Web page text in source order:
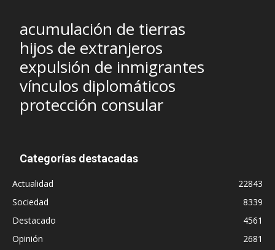
acumulación de tierras
hijos de extranjeros
expulsión de inmigrantes
vínculos diplomáticos
protección consular
Categorías destacadas
Actualidad
22843
Sociedad
8339
Destacado
4561
Opinión
2681